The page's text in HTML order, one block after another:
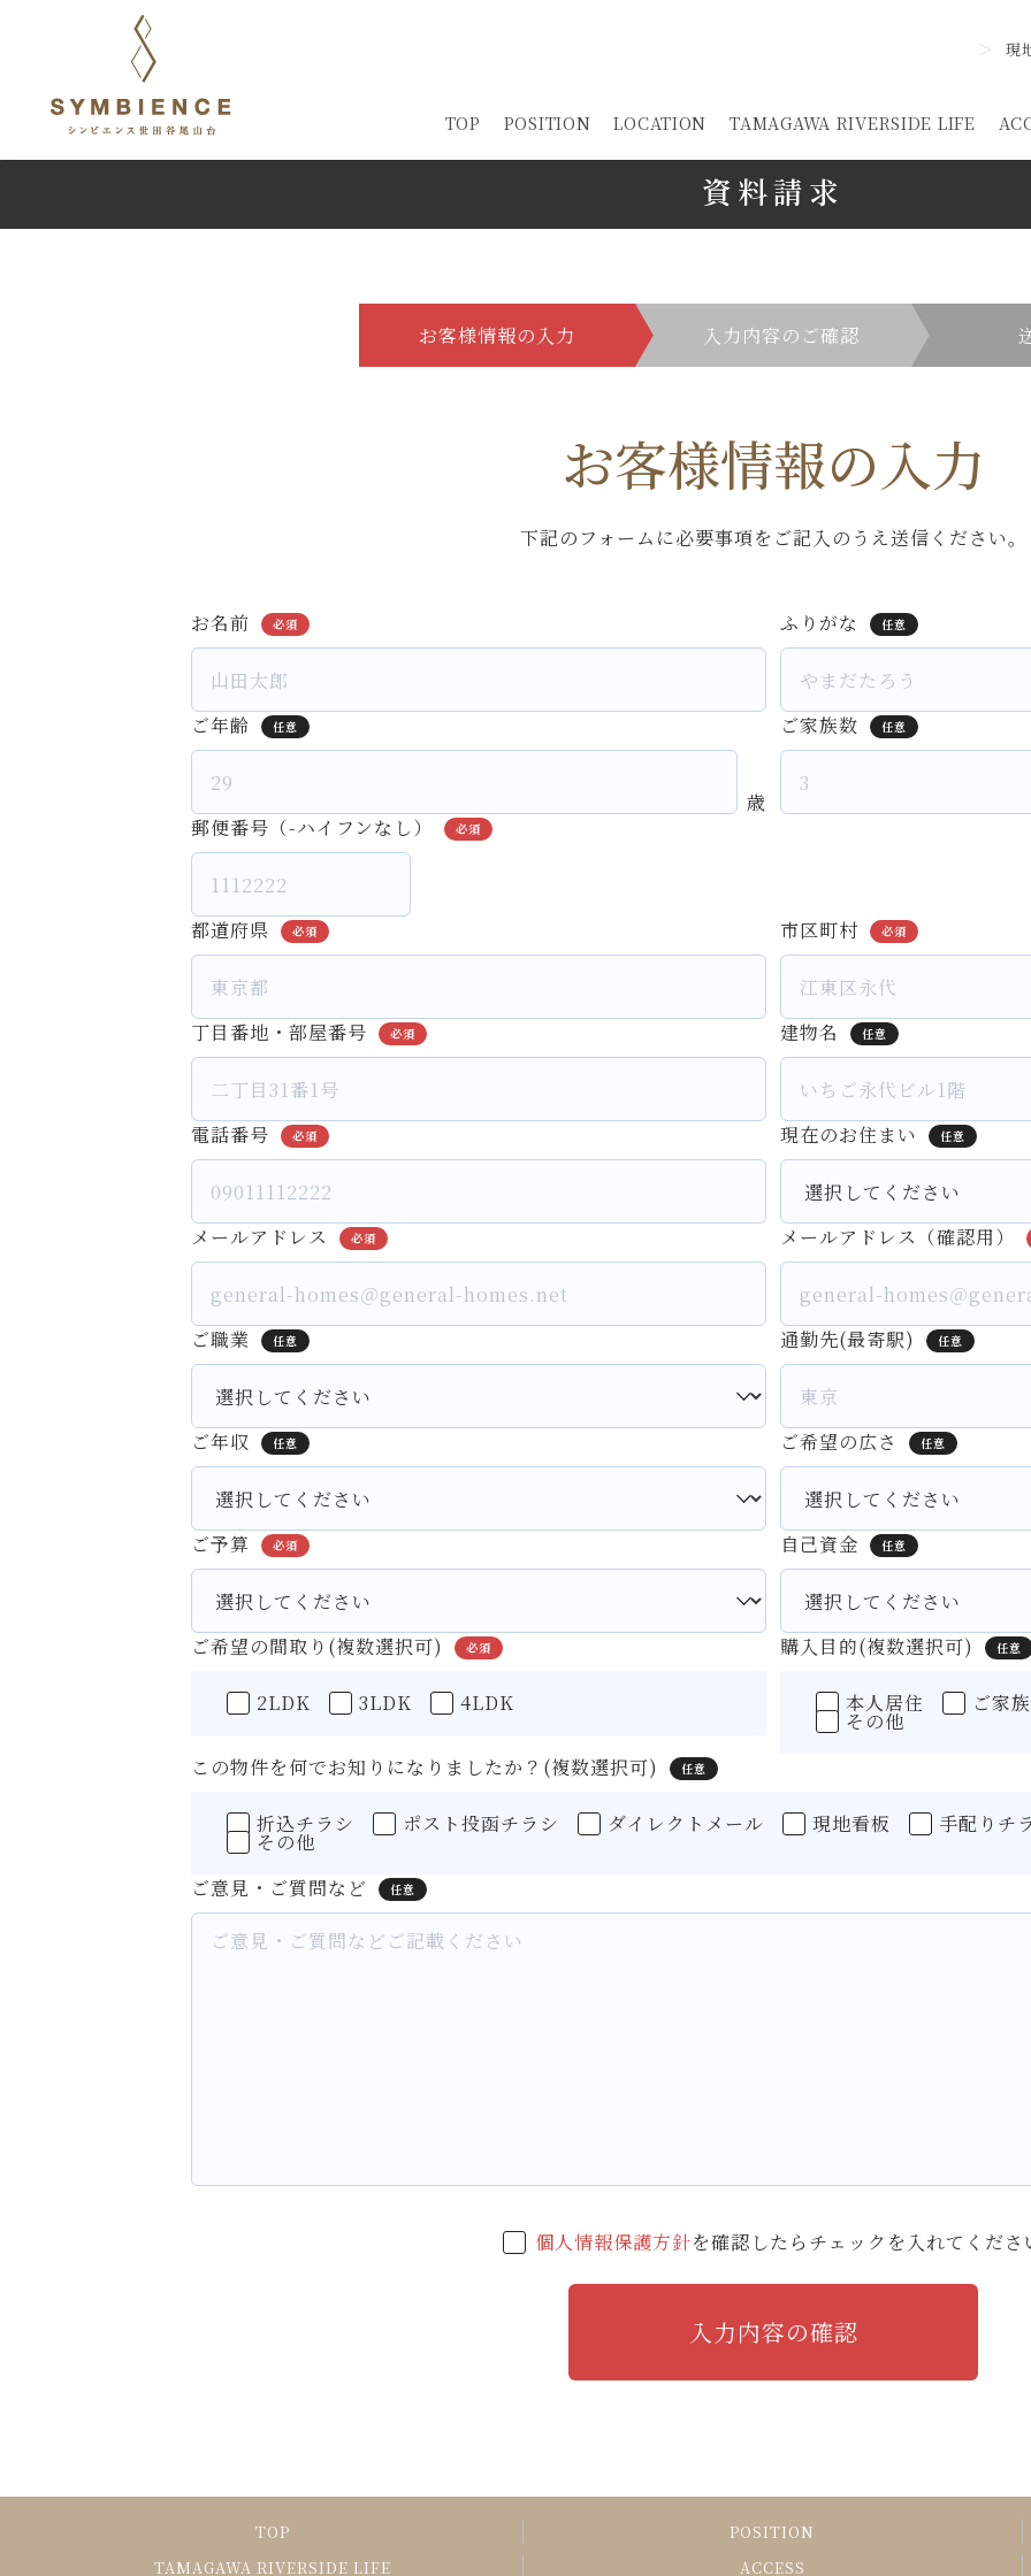
現
TOP POSITION LOCATION TAMAGAWA RIVERSIDE LIFE
資料請求
お客様情報の入力 入力内容の ご確認
お客様情報の入力
下記のフォームに必要事項を ご記入のうえ送信ください。
お名前 必須 ふりがな 任意
ご年齢 任意
歳
ご家族数 任意
郵便番号（-ハイフンなし） 必須
都道府県 必須 市区町村 必須
丁目番地・部屋番号 必須 建物名 任意
電話番号 必須 現在のお住まい 任意
メールアドレス 必須 メールアドレス（確認用）
ご職業 任意 通勤先(最寄駅) 任意
ご年収 任意 ご希望の広さ 任意
ご予算 必須 自己資金 任意
ご希望の間取り(複数選択可) 必須
2LDK 3LDK 4LDK
購入目的(複数選択可) 任意
本人居住 ご家
その他
この物件を何でお知りになりましたか？(複数選択可)
任意
折込チラシ ポスト投函チラシ ダイレクトメール 現地看板 手配りチ
その他
ご意見・ご質問など
任意
個人情報保護方針を確認したらチェックを入れてくださ
TOP
POSITION
TAMAGAWA RIVERSIDE LIFE
ACCESS